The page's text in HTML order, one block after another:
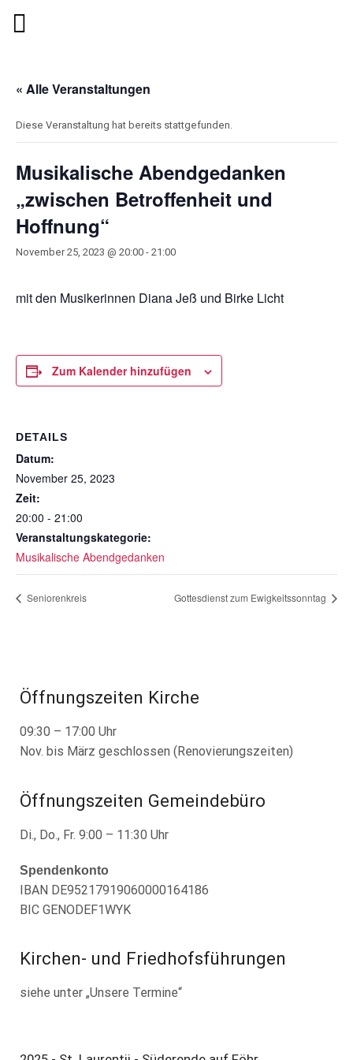
« Alle Veranstaltungen
Diese Veranstaltung hat bereits stattgefunden.
Musikalische Abendgedanken
„zwischen Betroffenheit und
Hoffnung“
November 25, 2023 @ 20:00 - 21:00
mit den Musikerinnen Diana Jeß und Birke Licht
Zum Kalender hinzufügen
DETAILS
Datum:
November 25, 2023
Zeit:
20:00 - 21:00
Veranstaltungskategorie:
Musikalische Abendgedanken
Seniorenkreis Gottesdienst zum Ewigkeitssonntag
Öffnungszeiten Kirche
09:30 – 17:00 Uhr
Nov. bis März geschlossen (Renovierungszeiten)
Öffnungszeiten Gemeindebüro
Di., Do., Fr. 9:00 – 11:30 Uhr
Spendenkonto
IBAN DE95217919060000164186
BIC GENODEF1WYK
Kirchen- und Friedhofsführungen
siehe unter „Unsere Termine“